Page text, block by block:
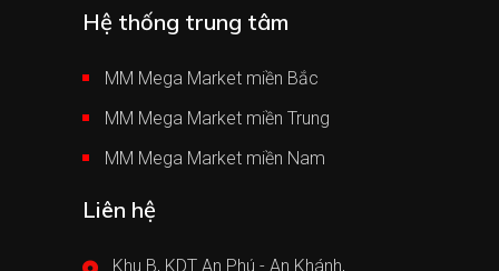
Hệ thống trung tâm
MM Mega Market miền Bắc
MM Mega Market miền Trung
MM Mega Market miền Nam
Liên hệ
Khu B, KDT An Phú - An Khánh,